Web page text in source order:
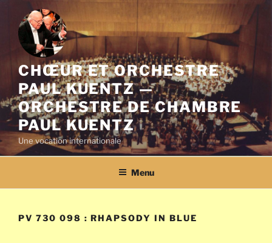
contenu
principal
CHŒUR ET ORCHESTRE
PAUL KUENTZ —
ORCHESTRE DE CHAMBRE
PAUL KUENTZ
Une vocation internationale
Menu
PV 730 098 : RHAPSODY IN BLUE